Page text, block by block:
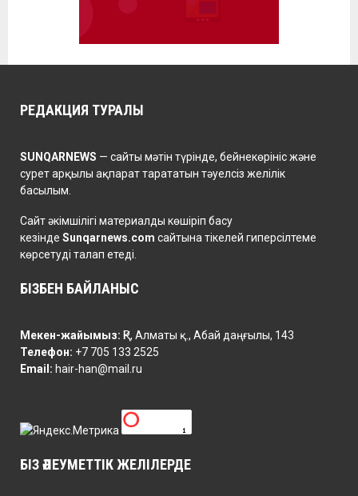
РЕДАКЦИЯ ТУРАЛЫ
SUNQARNEWS — сайты мәтін түрінде, бейнекөрініс және
сурет арқылы ақпарат тарататын тәуелсіз желілік
басылым.
Сайт әкімшілігі материалды көшіріп басу
кезінде Sunqarnews.com сайтына тікелей гиперсілтеме
көрсетуді талап етеді.
БІЗБЕН БАЙЛАНЫС
Мекен-жайымыз: ҚР, Алматы қ., Абай даңғылы, 143
Телефон: +7 705 133 2525
Email: hair-han@mail.ru
БІЗ ӘЛЕУМЕТТІК ЖЕЛІЛЕРДЕ